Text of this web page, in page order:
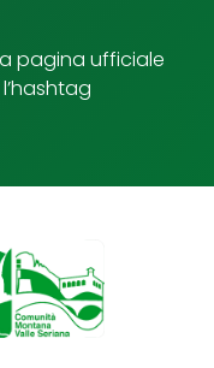
pagina ufficiale